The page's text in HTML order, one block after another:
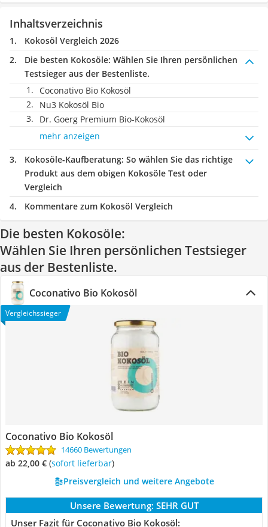
Inhaltsverzeichnis
Kokosöl Vergleich 2026
Die besten Kokosöle: Wählen Sie Ihren persönlichen
Testsieger aus der Bestenliste.
Coconativo Bio Kokosöl
‎Nu3 Kokosöl Bio
Dr. Goerg Premium Bio-Kokosöl
mehr anzeigen
Kokosöle-Kaufberatung: So wählen Sie das richtige
Produkt aus dem obigen Kokosöle Test oder
Vergleich
Kommentare zum Kokosöl Vergleich
Die besten Kokosöle:
Wählen Sie Ihren persönlichen Testsieger
aus der Bestenliste.
Coconativo Bio Kokosöl
Vergleichssieger
Coconativo Bio Kokosöl
14660 Bewertungen
ab 22,00 € ( Sofort lieferbar)
Preisvergleich und weitere Angebote
Unsere Bewertung: SEHR GUT
Unser Fazit für Coconativo Bio Kokosöl: